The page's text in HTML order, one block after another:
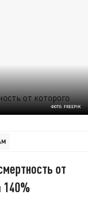
ФОТО: FREEPIK
от
140%